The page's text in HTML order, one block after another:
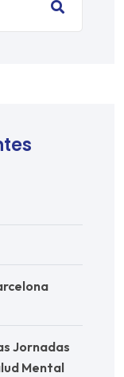
Jornadas
Mental